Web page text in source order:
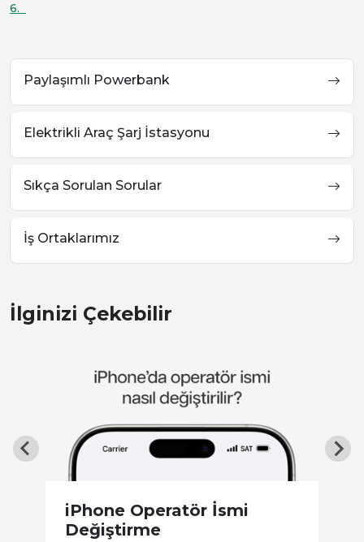
6.
Paylaşımlı Powerbank
Elektrikli Araç Şarj İstasyonu
Sıkça Sorulan Sorular
İş Ortaklarımız
İlginizi Çekebilir
iPhone Operatör İsmi
Değiştirme